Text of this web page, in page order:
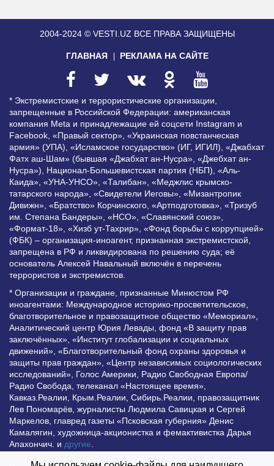
2004-2024 © VESTI.UZ ВСЕ ПРАВА ЗАЩИЩЕНЫ
ГЛАВНАЯ РЕКЛАМА НА САЙТЕ
* Экстремистские и террористические организации,
запрещенные в Российской Федерации: американская
компания Meta и принадлежащие ей соцсети Instagram и
Facebook, «Правый сектор», «Украинская повстанческая
армия» (УПА), «Исламское государство» (ИГ, ИГИЛ), «Джабхат
Фатх аш-Шам» (бывшая «Джабхат ан-Нусра», «Джебхат ан-
Нусра»), Национал-Большевистская партия (НБП), «Аль-
Каида», «УНА-УНСО», «Талибан», «Меджлис крымско-
татарского народа», «Свидетели Иеговы», «Мизантропик
Дивижн», «Братство» Корчинского, «Артподготовка», «Тризуб
им. Степана Бандеры», «НСО», «Славянский союз»,
«Формат-18», «Хизб ут-Тахрир», «Фонд борьбы с коррупцией»
(ФБК) – организация-иноагент, признанная экстремистской,
запрещена в РФ и ликвидирована по решению суда; её
основатель Алексей Навальный включён в перечень
террористов и экстремистов.
* Организации и граждане, признанные Минюстом РФ
иноагентами: Международное историко-просветительское,
благотворительное и правозащитное общество «Мемориал»,
Аналитический центр Юрия Левады, фонд «В защиту прав
заключённых», «Институт глобализации и социальных
движений», «Благотворительный фонд охраны здоровья и
защиты прав граждан», «Центр независимых социологических
исследований», Голос Америки, Радио Свободная Европа/
Радио Свобода, телеканал «Настоящее время»,
Кавказ.Реалии, Крым.Реалии, Сибирь.Реалии, правозащитник
Лев Пономарёв, журналисты Людмила Савицкая и Сергей
Маркелов, главред газеты «Псковская губерния» Денис
Камалягин, художница-акционистка и фемактивистка Дарья
Апахончич. и другие